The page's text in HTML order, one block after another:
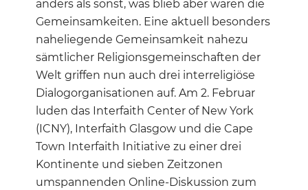
anders als sonst, was blieb aber waren die
Gemeinsamkeiten. Eine aktuell besonders
naheliegende Gemeinsamkeit nahezu
sämtlicher Religionsgemeinschaften der
Welt griffen nun auch drei interreligiöse
Dialogorganisationen auf. Am 2. Februar
luden das Interfaith Center of New York
(ICNY), Interfaith Glasgow und die Cape
Town Interfaith Initiative zu einer drei
Kontinente und sieben Zeitzonen
umspannenden Online-Diskussion zum